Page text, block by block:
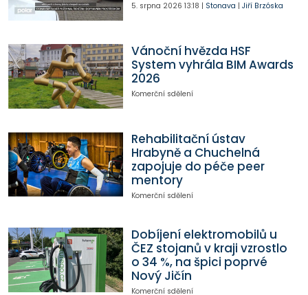
5. srpna 2026 13:18 | Stonava | Jiří Brzóska
Vánoční hvězda HSF
System vyhrála BIM Awards
2026
Komerční sdělení
Rehabilitační ústav
Hrabyně a Chuchelná
zapojuje do péče peer
mentory
Komerční sdělení
Dobíjení elektromobilů u
ČEZ stojanů v kraji vzrostlo
o 34 %, na špici poprvé
Nový Jičín
Komerční sdělení